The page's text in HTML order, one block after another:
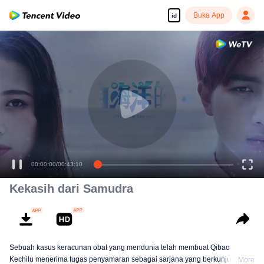
id Buka App
00:00:00/00:43:10
Kekasih dari Samudra
Sebuah kasus keracunan obat yang mendunia telah membuat Qibao
Kechilu menerima tugas penyamaran sebagai sarjana yang berkunjung keMore